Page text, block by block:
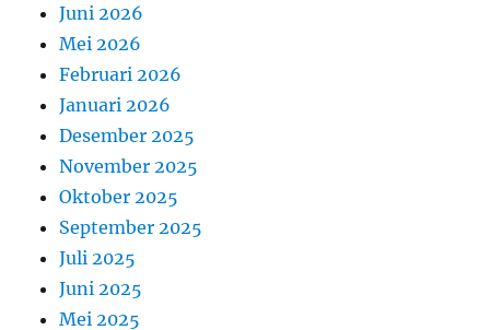
Juni 2026
Mei 2026
Februari 2026
Januari 2026
Desember 2025
November 2025
Oktober 2025
September 2025
Juli 2025
Juni 2025
Mei 2025